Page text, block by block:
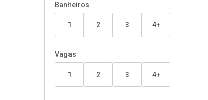
Banheiros
1 2 3 4+
Vagas
1 2 3 4+